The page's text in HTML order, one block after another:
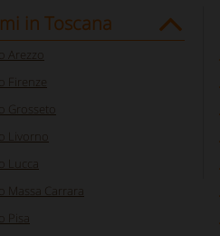
in Toscana
Arezzo
Firenze
Grosseto
Livorno
Lucca
Massa Carrara
Pisa